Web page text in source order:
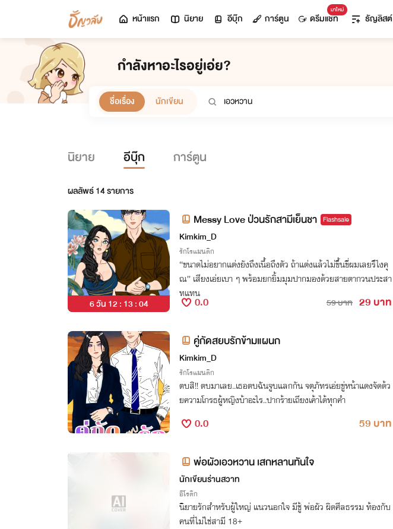
หน้าแรก นิยาย อีบุ๊ก การ์ตูน
มาใหม่
ดรีมแชท ธัญลิสต์
กำลังหาอะไรอยู่เอ่ย?
ชื่อเรื่อง นักเขียน
นิยาย อีบุ๊ก การ์ตูน
ผลลัพธ์14รายการ
6 วัน 12 : 13 : 04
Messy Love ป่วนรักสามีเย็นชา Flashsale
Kimkim_D
รักโรแมนติก
“ขนาดไม่อยากแต่งยังถึงเนื้อถึงตัว ถ้าแต่งแล้วไม่ขึ้นขี่ผมเลยรึไงคุ
ณ” เสียงเอ่ยเบา ๆ พร้อมยกยิ้มมุมปากมองด้วยสายตากวนประสา
ทแทน
0.0 59 บาท 29 บาท
คู่กัดสยบรักข้ามแผนก
Kimkim_D
รักโรแมนติก
ตบสิ!! ตบมาเลย..เธอตบฉันจูบแลกกัน จตุภัทรเอ่ยขู่หน้าแดงจัดด้ว
ยความโกรธผู้หญิงบ้าอะไร..ปากร้ายเถียงเค้าได้ทุกคำ
0.0 59 บาท
พ่อผัวเอวหวาน เสกหลานทันใจ
นักเขียนร่านสวาท
อีโรติก
นิยายรักสำหรับผู้ใหญ่ แนวนอกใจ มีชู้ พ่อผัว ผิดศีลธรรม ท้องกับ
คนที่ไม่ใช่สามี 18+